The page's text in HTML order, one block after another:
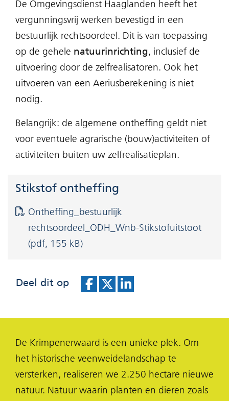
De Omgevingsdienst Haaglanden heeft het
vergunningsvrij werken bevestigd in een
bestuurlijk rechtsoordeel. Dit is van toepassing
op de gehele natuurinrichting, inclusief de
uitvoering door de zelfrealisatoren. Ook het
uitvoeren van een Aeriusberekening is niet
nodig.
Belangrijk: de algemene ontheffing geldt niet
voor eventuele agrarische (bouw)activiteiten of
activiteiten buiten uw zelfrealisatieplan.
Stikstof ontheffing
Ontheffing_bestuurlijk
rechtsoordeel_ODH_Wnb-Stikstofuitstoot
(pdf, 155 kB)
Deel dit op
e
e
n
o
p
e
e
n
o
p
e
e
n
o
p
De Krimpenerwaard is een unieke plek. Om
het historische veenweidelandschap te
versterken, realiseren we 2.250 hectare nieuwe
natuur. Natuur waarin planten en dieren zoals